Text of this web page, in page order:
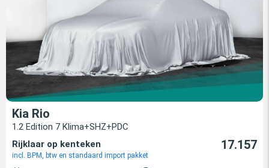
Kia Rio
1.2 Edition 7 Klima+SHZ+PDC
Rijklaar op kenteken
incl. BPM, btw en standaard import pakket
17.157